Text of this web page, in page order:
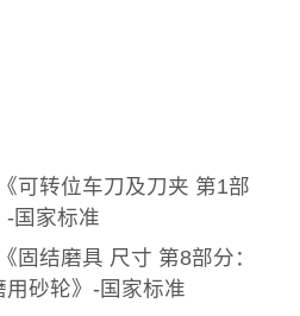
可转位车刀及刀夹 第1部
-国家标准
固结磨具 尺寸 第8部分：
砂轮》-国家标准